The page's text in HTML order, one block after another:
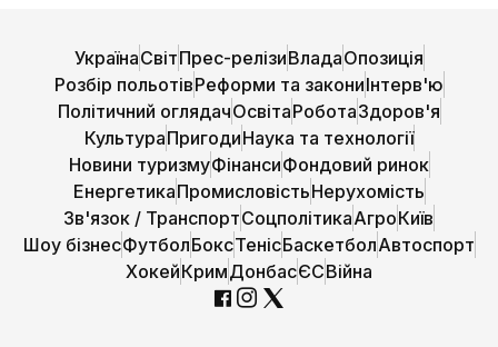
УкраїнаСвітПрес-релізиВладаОпозиція
Розбір польотівРеформи та закониІнтерв'ю
Політичний оглядачОсвітаРоботаЗдоров'я
КультураПригодиНаука та технології
Новини туризмуФінансиФондовий ринок
ЕнергетикаПромисловістьНерухомість
Зв'язок / ТранспортСоцполітикаАгроКиїв
Шоу бізнесФутболБоксТенісБаскетболАвтоспорт
ХокейКримДонбасЄСВійна